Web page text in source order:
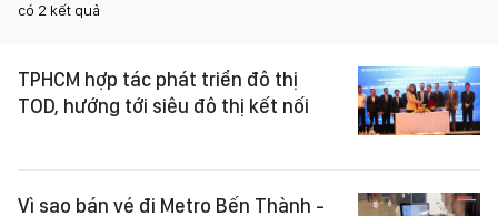
có 2 kết quả
TPHCM hợp tác phát triển đô thị
TOD, hướng tới siêu đô thị kết nối
Vì sao bán vé đi Metro Bến Thành -